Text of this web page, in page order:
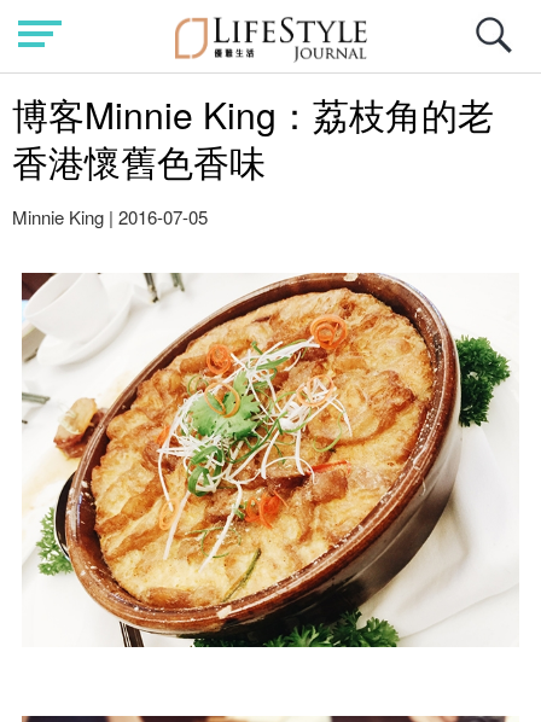
博客Minnie King：荔枝角的老
香港懷舊色香味
Minnie King | 2016-07-05